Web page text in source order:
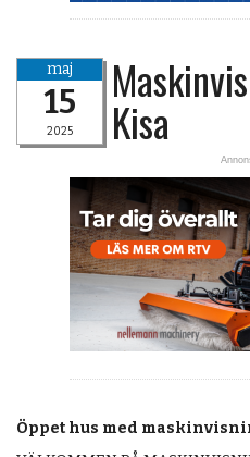
ANNONSERA
PRENUMERERA
OM OSS
maj
15
2025 Kisa
Öppet hus med